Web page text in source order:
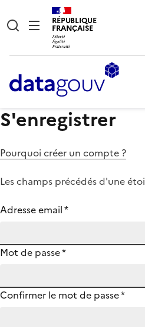
RÉPUBLIQUE
FRANÇAISE
S'enregistrer
Pourquoi créer un compte ?
Les champs précédés d'une
Adresse email*
Mot de passe*
Confirmer le mot de passe*